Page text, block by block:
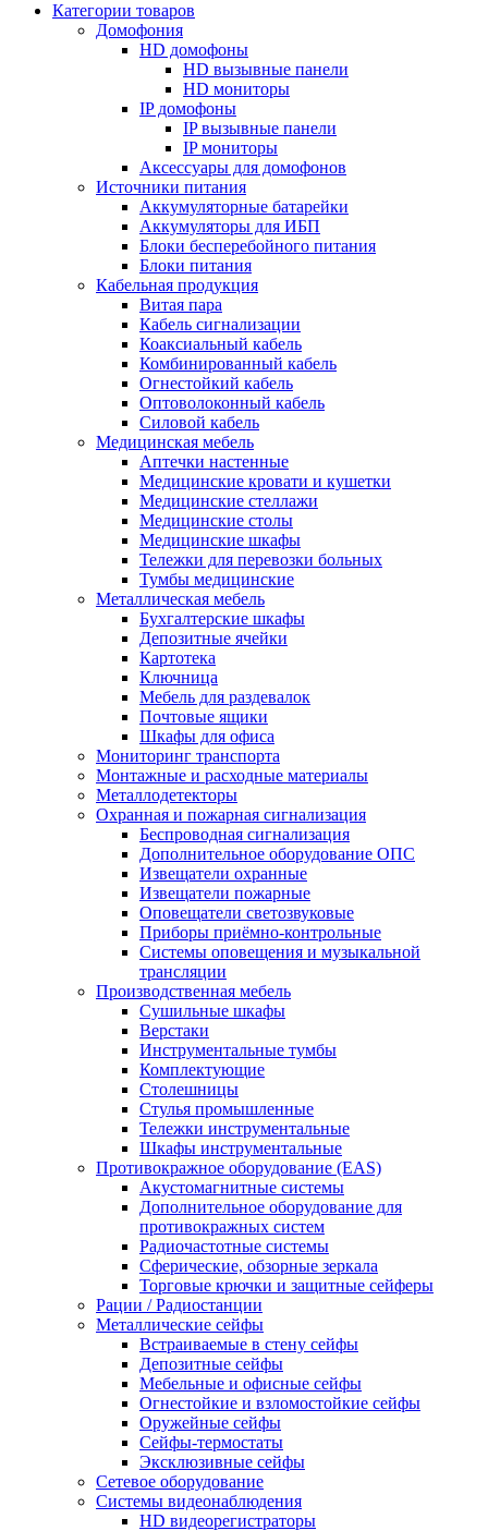
Категории товаров
Домофония
HD домофоны
HD вызывные панели
HD мониторы
IP домофоны
IP вызывные панели
IP мониторы
Аксессуары для домофонов
Источники питания
Аккумуляторные батарейки
Аккумуляторы для ИБП
Блоки бесперебойного питания
Блоки питания
Кабельная продукция
Витая пара
Кабель сигнализации
Коаксиальный кабель
Комбинированный кабель
Огнестойкий кабель
Оптоволоконный кабель
Силовой кабель
Медицинская мебель
Аптечки настенные
Медицинские кровати и кушетки
Медицинские стеллажи
Медицинские столы
Медицинские шкафы
Тележки для перевозки больных
Тумбы медицинские
Металлическая мебель
Бухгалтерские шкафы
Депозитные ячейки
Картотека
Ключница
Мебель для раздевалок
Почтовые ящики
Шкафы для офиса
Мониторинг транспорта
Монтажные и расходные материалы
Металлодетекторы
Охранная и пожарная сигнализация
Беспроводная сигнализация
Дополнительное оборудование ОПС
Извещатели охранные
Извещатели пожарные
Оповещатели светозвуковые
Приборы приёмно-контрольные
Системы оповещения и музыкальной
трансляции
Производственная мебель
Cушильные шкафы
Верстаки
Инструментальные тумбы
Комплектующие
Столешницы
Стулья промышленные
Тележки инструментальные
Шкафы инструментальные
Противокражное оборудование (EAS)
Акустомагнитные системы
Дополнительное оборудование для
противокражных систем
Радиочастотные системы
Сферические, обзорные зеркала
Торговые крючки и защитные сейферы
Рации / Радиостанции
Металлические сейфы
Встраиваемые в стену сейфы
Депозитные сейфы
Мебельные и офисные сейфы
Огнестойкие и взломостойкие сейфы
Оружейные сейфы
Сейфы-термостаты
Эксклюзивные сейфы
Сетевое оборудование
Системы видеонаблюдения
HD видеорегистраторы